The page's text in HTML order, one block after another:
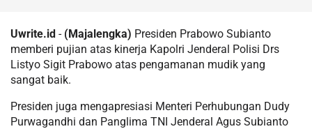
Uwrite.id - (Majalengka) Presiden Prabowo Subianto
memberi pujian atas kinerja Kapolri Jenderal Polisi Drs
Listyo Sigit Prabowo atas pengamanan mudik yang
sangat baik.
Presiden juga mengapresiasi Menteri Perhubungan Dudy
Purwagandhi dan Panglima TNI Jenderal Agus Subianto